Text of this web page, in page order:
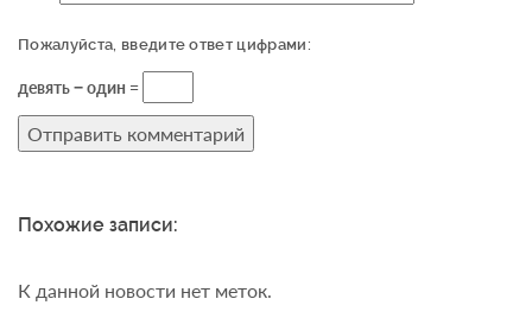
Пожалуйста, введите ответ цифрами:
девять − один =
Похожие записи:
К данной новости нет меток.